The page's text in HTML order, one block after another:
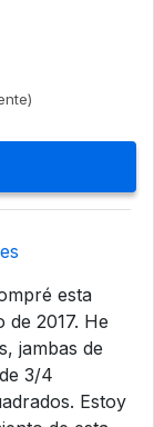
esta
de 2017. He
jambas de
3/4
Estoy